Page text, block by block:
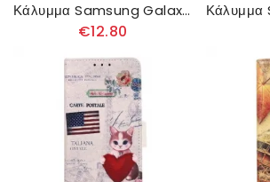
Κάλυμμα Samsung Galaxy A13 5G Πασχαλίτσες
€12.80